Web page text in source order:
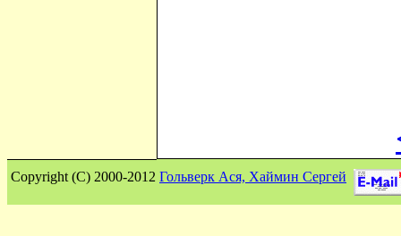
Сopyright (C) 2000-2012 Гольверк Ася, Хаймин Сергей